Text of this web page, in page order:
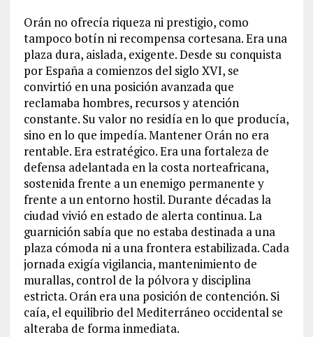
Orán no ofrecía riqueza ni prestigio, como
tampoco botín ni recompensa cortesana. Era una
plaza dura, aislada, exigente. Desde su conquista
por España a comienzos del siglo XVI, se
convirtió en una posición avanzada que
reclamaba hombres, recursos y atención
constante. Su valor no residía en lo que producía,
sino en lo que impedía. Mantener Orán no era
rentable. Era estratégico. Era una fortaleza de
defensa adelantada en la costa norteafricana,
sostenida frente a un enemigo permanente y
frente a un entorno hostil. Durante décadas la
ciudad vivió en estado de alerta continua. La
guarnición sabía que no estaba destinada a una
plaza cómoda ni a una frontera estabilizada. Cada
jornada exigía vigilancia, mantenimiento de
murallas, control de la pólvora y disciplina
estricta. Orán era una posición de contención. Si
caía, el equilibrio del Mediterráneo occidental se
alteraba de forma inmediata.